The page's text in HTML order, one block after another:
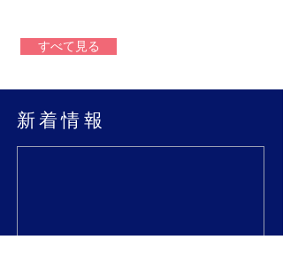
すべて見る
新着情報